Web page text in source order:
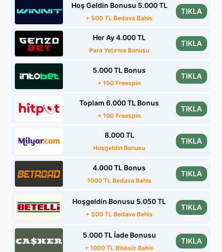
Hoş Geldin Bonusu 5.000 TL
+ 500 TL Bedava Bahis
TIKLA
Her Ay 4.000 TL
Para Yatırma Bonusu
TIKLA
5.000 TL Bonus
+ 150 Freespin
TIKLA
Toplam 6.000 TL Bonus
+ 100 Freespin
TIKLA
8.000 TL
Hoşgeldin Bonusu
TIKLA
4.000 TL Bonus
1000 TL Bedava Bahis
TIKLA
Hoşgeldin Bonusu 5.050 TL
+ 500 TL Bedava Bahis
TIKLA
5.000 TL İade Bonusu
+ 1000 TL Risksiz Bahis
TIKLA